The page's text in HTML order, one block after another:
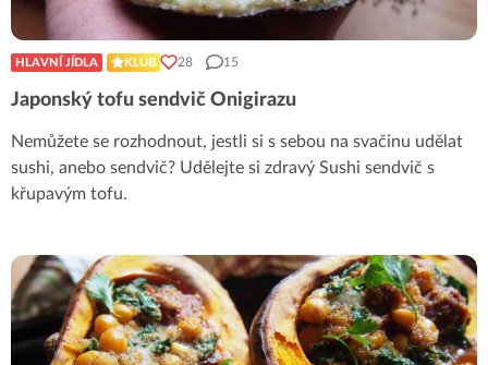
HLAVNÍ JÍDLA KLUB 28 15
Japonský tofu sendvič Onigirazu
Nemůžete se rozhodnout, jestli si s sebou na svačinu udělat
sushi, anebo sendvič? Udělejte si zdravý Sushi sendvič s
křupavým tofu.